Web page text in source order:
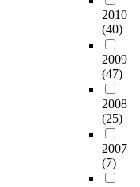
2010
(40)
2009
(47)
2008
(25)
2007
(7)